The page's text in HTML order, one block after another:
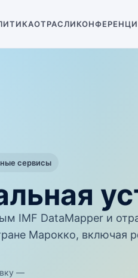
ОТРАСЛИ
сервисы
IMF DataMapper и
Марокко, включая
—